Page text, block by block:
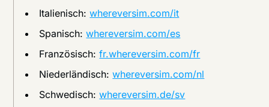
Italienisch:whereversim.com/it
Spanisch:whereversim.com/es
Französisch:fr.whereversim.com/fr
Niederländisch:whereversim.com/nl
Schwedisch:whereversim.de/sv